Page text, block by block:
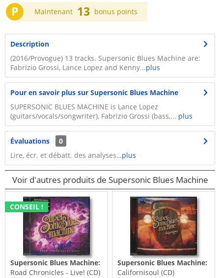
P Maintenant 13 bonus points
Description
(2016/Provogue) 13 tracks. Supersonic Blues Machine are:
Fabrizio Grossi, Lance Lopez and Kenny...plus
Pour en savoir plus sur Supersonic Blues Machine
SUPERSONIC BLUES MACHINE is Lance Lopez
(guitars/vocals/songwriter), Fabrizio Grossi (bass,... plus
Évaluations
0
Lire, écr. et débatt. des analyses…plus
Voir d'autres produits de Supersonic Blues Machine
CONSEIL !
Supersonic Blues Machine:
Road Chronicles - Live! (CD)
Supersonic Blues Machine:
Californisoul (CD)